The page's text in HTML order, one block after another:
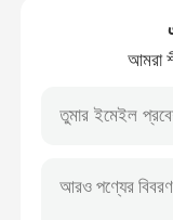
উদ্ধৃতির জন্য আবেদন
Euro5 নির্গমন
আমরা